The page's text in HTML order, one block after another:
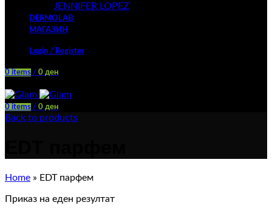
JENNIFER LOPEZ
DERMOLAB
МАГАЗИН
Login / Register
0 items / 0 ден
0 items / 0 ден
Back to products
Home » EDT парфем
Приказ на еден резултат